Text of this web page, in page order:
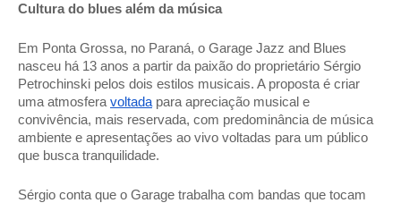
Cultura do blues além da música
Em Ponta Grossa, no Paraná, o Garage Jazz and Blues
nasceu há 13 anos a partir da paixão do proprietário Sérgio
Petrochinski pelos dois estilos musicais. A proposta é criar
uma atmosfera voltada para apreciação musical e
convivência, mais reservada, com predominância de música
ambiente e apresentações ao vivo voltadas para um público
que busca tranquilidade.
Sérgio conta que o Garage trabalha com bandas que tocam